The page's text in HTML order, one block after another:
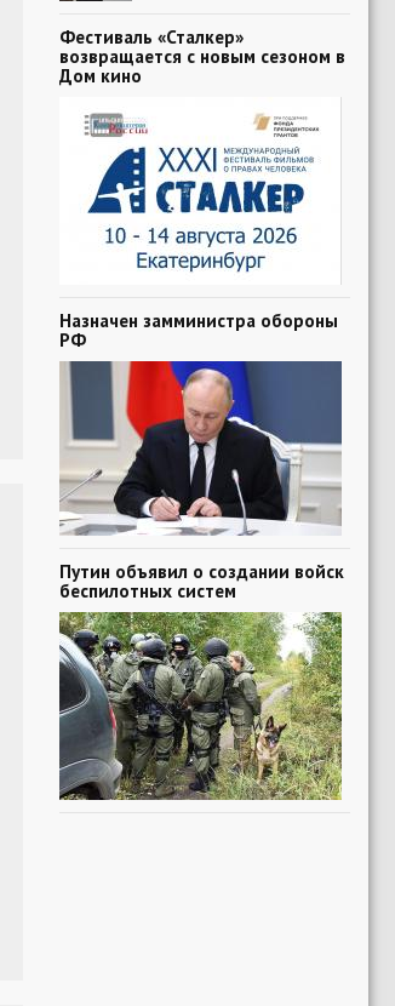
Фестиваль «Сталкер»
возвращается с новым сезоном в
Дом кино
Назначен замминистра обороны
РФ
Путин объявил о создании войск
беспилотных систем